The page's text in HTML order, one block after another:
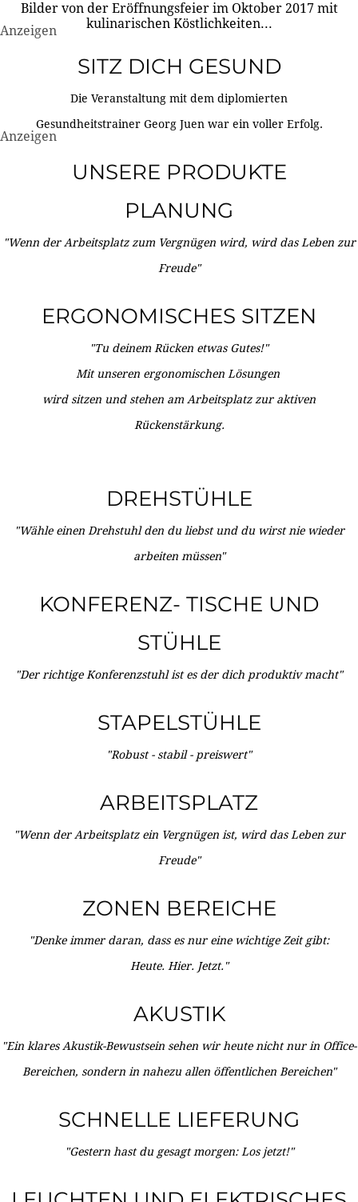
Bilder von der Eröffnungsfeier im Oktober 2017 mit
kulinarischen Köstlichkeiten...
Anzeigen
SITZ DICH GESUND
Die Veranstaltung mit dem diplomierten
Gesundheitstrainer Georg Juen war ein voller Erfolg.
Anzeigen
UNSERE PRODUKTE
PLANUNG
"Wenn der Arbeitsplatz zum Vergnügen wird, wird das Leben zur
Freude"
ERGONOMISCHES SITZEN
"Tu deinem Rücken etwas Gutes!"
Mit unseren ergonomischen Lösungen
wird sitzen und stehen am Arbeitsplatz zur aktiven
Rückenstärkung.
DREHSTÜHLE
"Wähle einen Drehstuhl den du liebst und du wirst nie wieder
arbeiten müssen"
KONFERENZ- TISCHE UND
STÜHLE
"Der richtige Konferenzstuhl ist es der dich produktiv macht"
STAPELSTÜHLE
"Robust - stabil - preiswert"
ARBEITSPLATZ
"Wenn der Arbeitsplatz ein Vergnügen ist, wird das Leben zur
Freude"
ZONEN BEREICHE
"Denke immer daran, dass es nur eine wichtige Zeit gibt:
Heute. Hier. Jetzt."
AKUSTIK
"Ein klares Akustik-Bewustsein sehen wir heute nicht nur in Office-
Bereichen, sondern in nahezu allen öffentlichen Bereichen"
SCHNELLE LIEFERUNG
"Gestern hast du gesagt morgen: Los jetzt!"